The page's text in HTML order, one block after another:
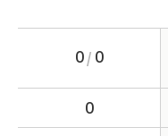
0/0
0